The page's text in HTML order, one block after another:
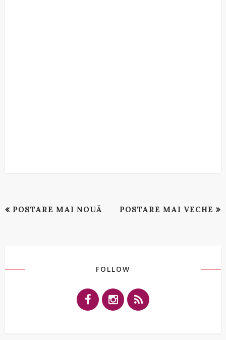
POSTARE MAI NOUĂ POSTARE MAI VECHE
FOLLOW